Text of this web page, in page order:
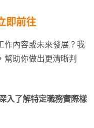
即前往
作內容或未來發展？我
幫助你做出更清晰判
入了解特定職務實際樣